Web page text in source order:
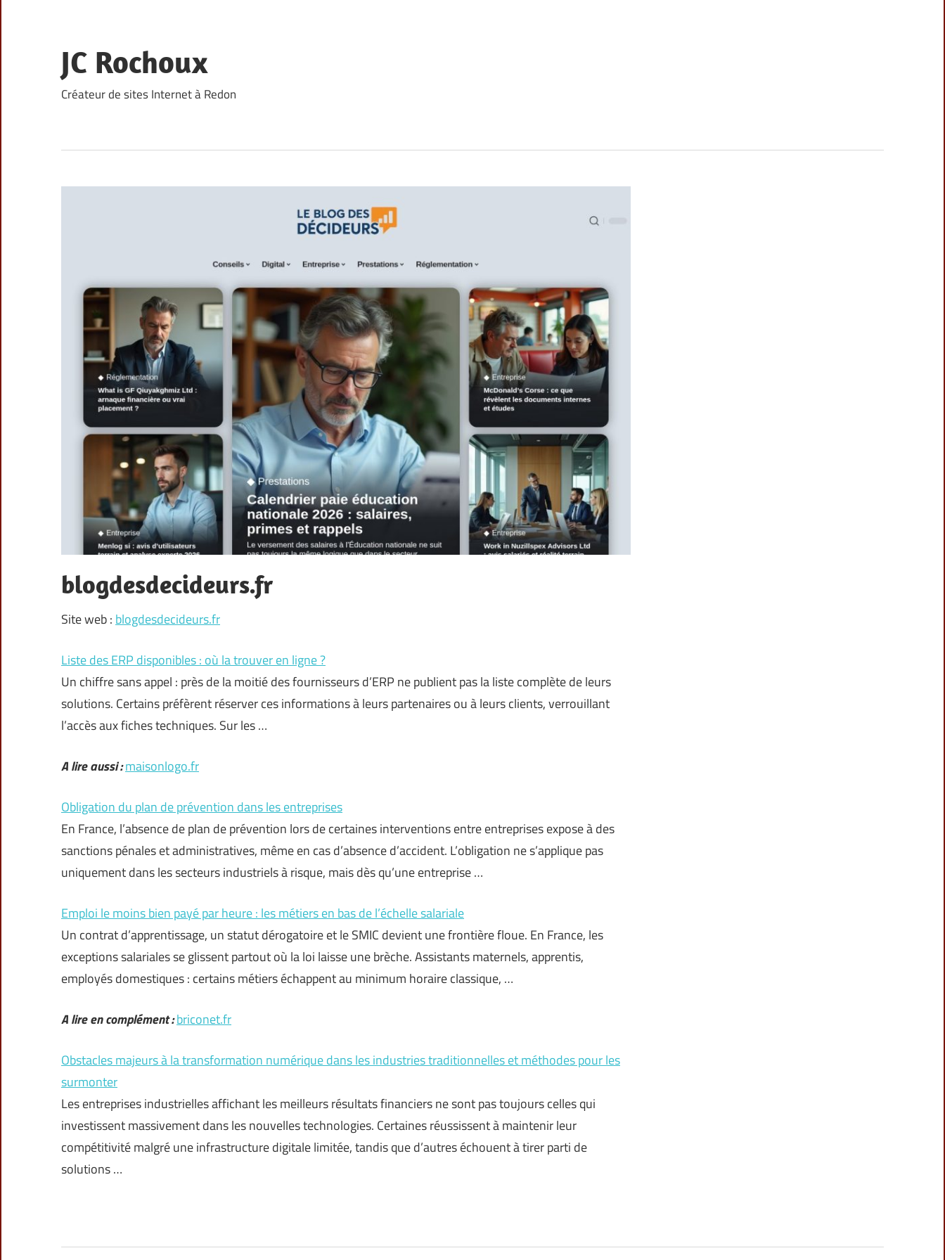
content
JC Rochoux
Créateur de sites Internet à Redon
blogdesdecideurs.fr
Site web : blogdesdecideurs.fr
Liste des ERP disponibles : où la trouver en ligne ?
Un chiffre sans appel : près de la moitié des fournisseurs d’ERP ne publient pas la liste complète de leurs
solutions. Certains préfèrent réserver ces informations à leurs partenaires ou à leurs clients, verrouillant
l’accès aux fiches techniques. Sur les …
A lire aussi :maisonlogo.fr
Obligation du plan de prévention dans les entreprises
En France, l’absence de plan de prévention lors de certaines interventions entre entreprises expose à des
sanctions pénales et administratives, même en cas d’absence d’accident. L’obligation ne s’applique pas
uniquement dans les secteurs industriels à risque, mais dès qu’une entreprise …
Emploi le moins bien payé par heure : les métiers en bas de l’échelle salariale
Un contrat d’apprentissage, un statut dérogatoire et le SMIC devient une frontière floue. En France, les
exceptions salariales se glissent partout où la loi laisse une brèche. Assistants maternels, apprentis,
employés domestiques : certains métiers échappent au minimum horaire classique, …
A lire en complément :briconet.fr
Obstacles majeurs à la transformation numérique dans les industries traditionnelles et méthodes pour les
surmonter
Les entreprises industrielles affichant les meilleurs résultats financiers ne sont pas toujours celles qui
investissent massivement dans les nouvelles technologies. Certaines réussissent à maintenir leur
compétitivité malgré une infrastructure digitale limitée, tandis que d’autres échouent à tirer parti de
solutions …